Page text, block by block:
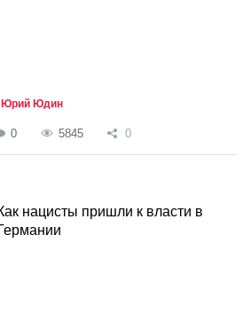
Юрий Юдин
0 5845 0
нацисты пришли к власти в